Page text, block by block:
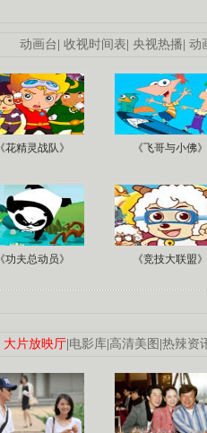
动画台 收视时间表 央视热播 动
《花精灵战队》 《飞哥与小佛》
《功夫总动员》 《竞技大联盟》
大片放映厅 电影库 高清美图 热辣资